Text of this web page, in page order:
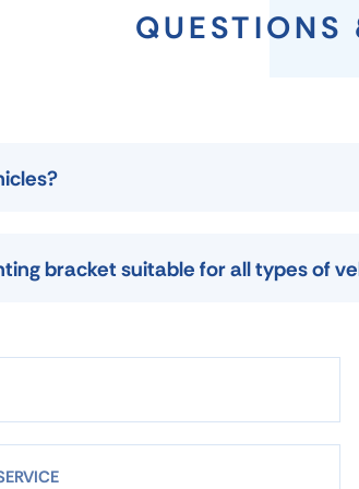
QUESTIONS
bracket suitable for all types of